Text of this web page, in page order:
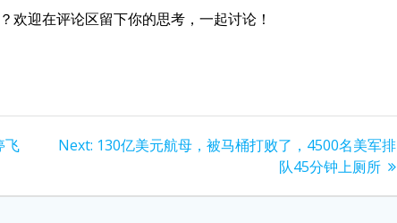
欢迎在评论区留下你的思考，一起讨论！
飞
Next: Next
130亿美元航母，被马桶打败了，4500名美军排
队45分钟上厕所